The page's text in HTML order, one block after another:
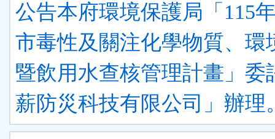
公告本府環境保護局「​115
市毒性及關注化學物質、環
暨飲用水查核管理計畫」委
薪防災科技有限公司」辦理